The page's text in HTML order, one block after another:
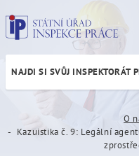
Kazuistika
NAJDI SI SVŮJ INSPEKTORÁT
O
Kazuistika č. 9: Legální